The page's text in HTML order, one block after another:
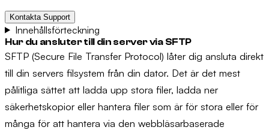
Kontakta Support
Innehållsförteckning
Hur du ansluter till din server via SFTP
SFTP (Secure File Transfer Protocol) låter dig ansluta direkt
till din servers filsystem från din dator. Det är det mest
pålitliga sättet att ladda upp stora filer, ladda ner
säkerhetskopior eller hantera filer som är för stora eller för
många för att hantera via den webbläsarbaserade